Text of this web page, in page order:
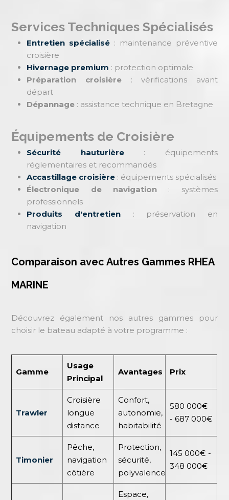
Services Techniques Spécialisés
Entretien spécialisé : maintenance préventive
croisière
Hivernage premium : protection optimale
Préparation croisière: vérifications avant
départ
Dépannage : assistance technique en Bretagne
Équipements de Croisière
Sécurité hauturière: équipements
réglementaires et recommandés
Accastillage croisière : équipements spécialisés
Électronique de navigation : systèmes
professionnels
Produits d'entretien: préservation en
navigation
Comparaison avec Autres Gammes RHEA
MARINE
Découvrez également nos autres gammes pour
choisir le bateau adapté à votre programme :
Gamme
Usage
Principal
Avantages Prix
Trawler
Croisière
longue
distance
Confort,
autonomie,
habitabilité
580 000€
- 687 000€
Timonier
Pêche,
navigation
côtière
Protection,
sécurité,
polyvalence
145 000€ -
348 000€
Espace,